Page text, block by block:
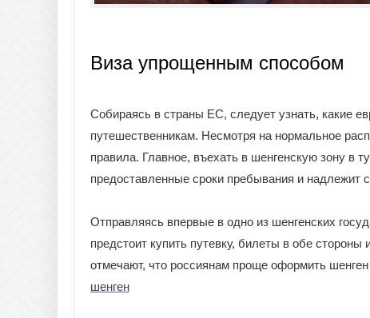
Виза упрощенным способом
Собираясь в страны ЕС, следует узнать, какие
путешественникам. Несмотря на нормальное
правила. Главное, въехать в шенгенскую зону в
предоставленные сроки пребывания и надлежит
Отправляясь впервые в одно из шенгенских
предстоит купить путевку, билеты в обе
отмечают, что россиянам проще оформить
шенген